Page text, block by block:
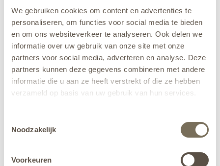
We gebruiken cookies om content en advertenties te
personaliseren, om functies voor social media te bieden
en om ons websiteverkeer te analyseren. Ook delen we
informatie over uw gebruik van onze site met onze
partners voor social media, adverteren en analyse. Deze
partners kunnen deze gegevens combineren met andere
informatie die u aan ze heeft verstrekt of die ze hebben
verzameld op basis van uw gebruik van hun services.
jehier.
Noodzakelijk
Voorkeuren